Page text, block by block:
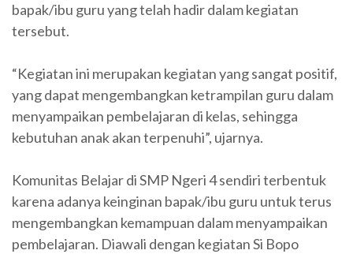
bapak/ibu guru yang telah hadir dalam kegiatan
tersebut.
“Kegiatan ini merupakan kegiatan yang sangat positif,
yang dapat mengembangkan ketrampilan guru dalam
menyampaikan pembelajaran di kelas, sehingga
kebutuhan anak akan terpenuhi”, ujarnya.
Komunitas Belajar di SMP Ngeri 4 sendiri terbentuk
karena adanya keinginan bapak/ibu guru untuk terus
mengembangkan kemampuan dalam menyampaikan
pembelajaran. Diawali dengan kegiatan Si Bopo